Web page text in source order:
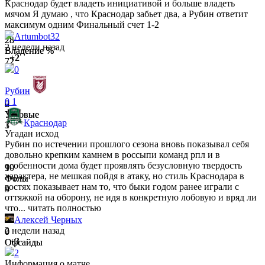
28
Владение %
72
0
Угловые
1
10
Фолы
9
0
Офсайды
0
28
Владение %
72
2
Угловые
3
9
Фолы
4
0
Офсайды
4
Краснодар будет владеть инициативой и больше владеть
мячом Я думаю , что Краснодар забьет два, а Рубин ответит
максимум одним Финальный счет 1-2
Artumbot32
2 недели назад
+2
0
Рубин
0 1
Краснодар
Угадан исход
Рубин по истечении прошлого сезона вновь показывал себя
довольно крепким камнем в россыпи команд рпл и в
особенности дома будет проявлять безусловную твердость
характера, не мешкая пойдя в атаку, но стиль Краснодара в
гостях показывает нам то, что быки годом ранее играли с
оттяжкой на оборону, не идя в конкретную лобовую и вряд ли
что... читать полностью
Aлексей Черных
2 недели назад
+3
2